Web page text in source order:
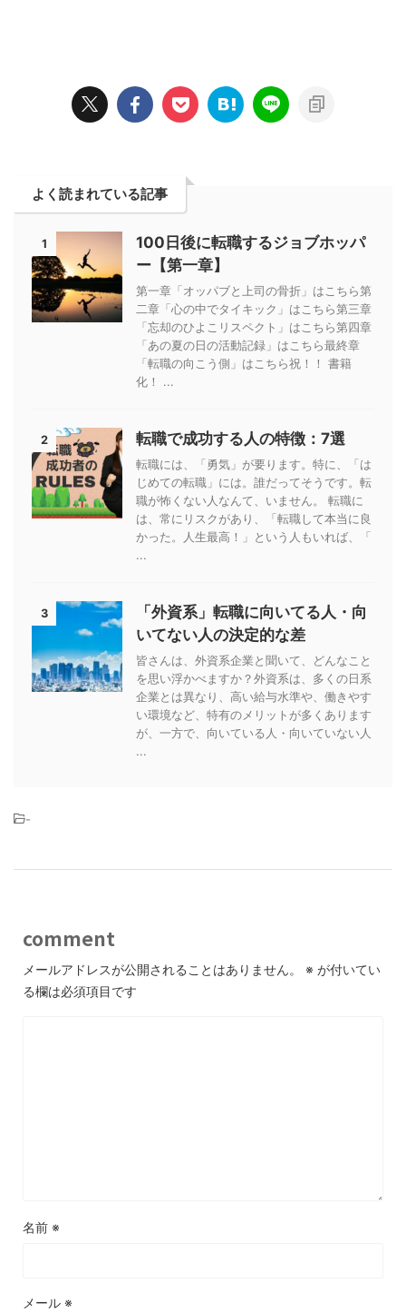
よく読まれている記事
1
100日後に転職するジョブホッパ
ー【第一章】
第一章「オッパブと上司の骨折」はこちら第
二章「心の中でタイキック」はこちら第三章
「忘却のひよこリスペクト」はこちら第四章
「あの夏の日の活動記録」はこちら最終章
「転職の向こう側」はこちら祝！！ 書籍
化！ ...
2 転職で成功する人の特徴：7選
転職には、「勇気」が要ります。特に、「は
じめての転職」には。誰だってそうです。転
職が怖くない人なんて、いません。 転職に
は、常にリスクがあり、「転職して本当に良
かった。人生最高！」という人もいれば、「
...
3
「外資系」転職に向いてる人・向
いてない人の決定的な差
皆さんは、外資系企業と聞いて、どんなこと
を思い浮かべますか？外資系は、多くの日系
企業とは異なり、高い給与水準や、働きやす
い環境など、特有のメリットが多くあります
が、一方で、向いている人・向いていない人
...
-
comment
メールアドレスが公開されることはありません。 ※ が付いてい
る欄は必須項目です
名前 ※
メール ※